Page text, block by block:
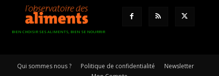
BIEN CHOISIR SES ALIMENTS, BIEN SE NOURRIR
Qui sommes nous ? Politique de confidentialité
Newsletter